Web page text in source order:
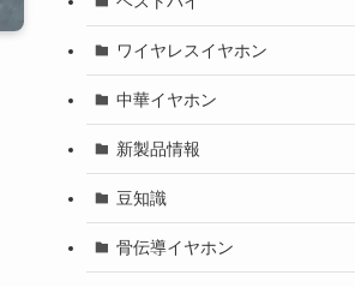
ワイヤレスイヤホン
中華イヤホン
新製品情報
豆知識
骨伝導イヤホン